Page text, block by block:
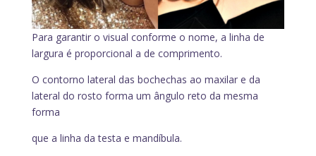
Para garantir o visual conforme o nome, a linha de
largura é proporcional a de comprimento.
O contorno lateral das bochechas ao maxilar e da
lateral do rosto forma um ângulo reto da mesma
forma
que a linha da testa e mandíbula.